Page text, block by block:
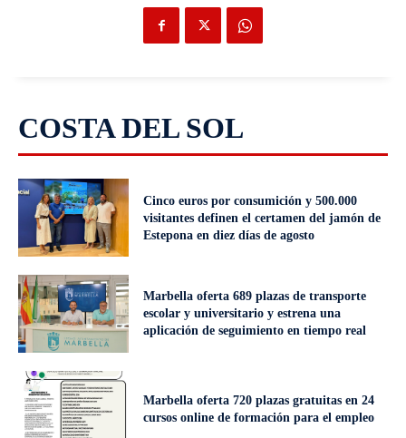
COSTA DEL SOL
Cinco euros por consumición y 500.000
visitantes definen el certamen del jamón de
Estepona en diez días de agosto
Marbella oferta 689 plazas de transporte
escolar y universitario y estrena una
aplicación de seguimiento en tiempo real
Marbella oferta 720 plazas gratuitas en 24
cursos online de formación para el empleo